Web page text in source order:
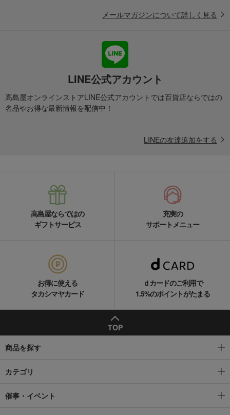
メールマガジンについて詳しく見る
LINE公式アカウント
高島屋オンラインストアLINE公式アカウントでは百貨店ならではの
名品やお得な最新情報を配信中！
LINEの友達追加をする
高島屋ならではの
ギフトサービス
充実の
サポートメニュー
お得に使える
タカシマヤカード
ｄカードのご利用で
1.5%のポイントがたまる
TOP
商品を探す
カテゴリ
催事・イベント